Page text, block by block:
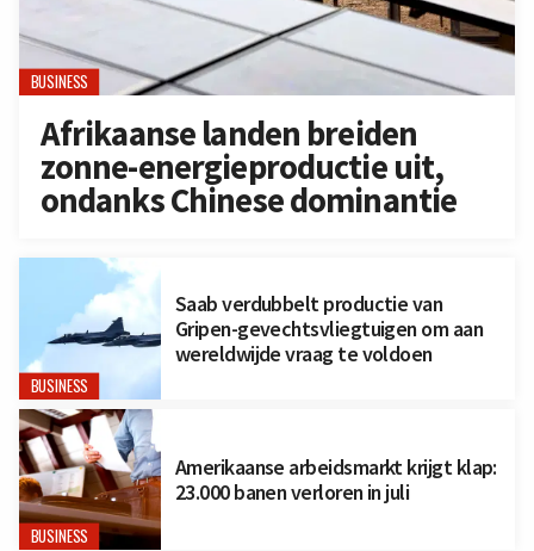
BUSINESS
Afrikaanse landen breiden
zonne-energieproductie uit,
ondanks Chinese dominantie
BUSINESS
Saab verdubbelt productie van
Gripen-gevechtsvliegtuigen om aan
wereldwijde vraag te voldoen
BUSINESS
Amerikaanse arbeidsmarkt krijgt klap:
23.000 banen verloren in juli